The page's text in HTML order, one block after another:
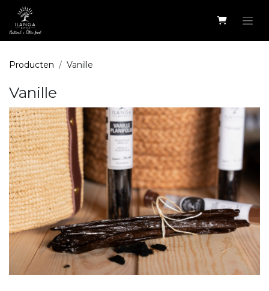
Overslaan naar inhoud
Producten Vanille
Vanille